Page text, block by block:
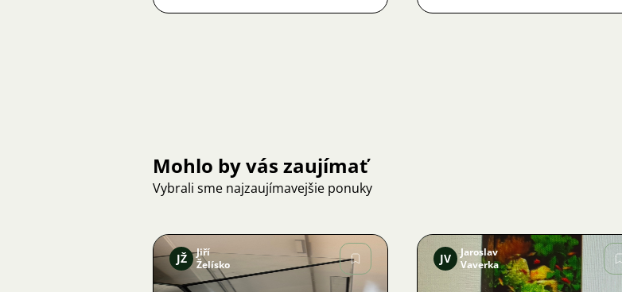
Mohlo by vás zaujímať
Vybrali sme najzaujímavejšie ponuky
JŽ
Jiří
Želísko
JV
Jaroslav
Vaverka